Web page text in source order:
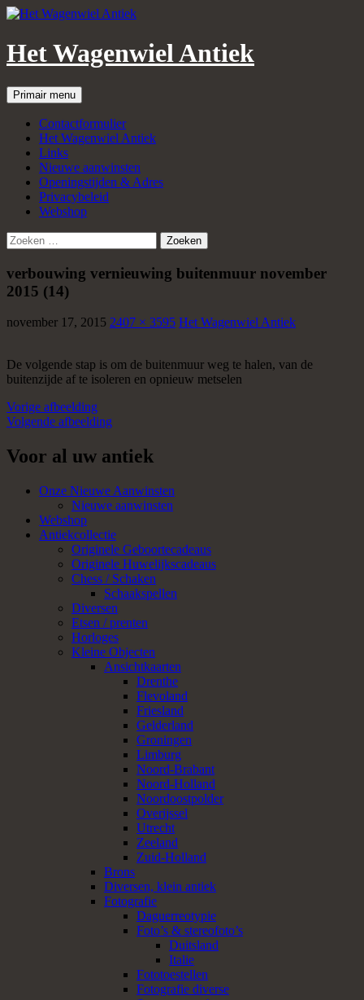
Het Wagenwiel Antiek
Zoeken
Primair menu
naar
inhoud
Contactformulier
Het Wagenwiel Antiek
Links
Nieuwe aanwinsten
Openingstijden & Adres
Privacybeleid
Webshop
Zoeken
naar:
verbouwing vernieuwing buitenmuur november
2015 (14)
november 17, 2015 2407 × 3595 Het Wagenwiel Antiek
De volgende stap is om de buitenmuur weg te halen, van de
buitenzijde af te isoleren en opnieuw metselen
Vorige afbeelding
Volgende afbeelding
Voor al uw antiek
Onze Nieuwe Aanwinsten
Nieuwe aanwinsten
Webshop
Antiekcollectie
Originele Geboortecadeaus
Originele Huwelijkscadeaus
Chess / Schaken
Schaakspellen
Diversen
Etsen / prenten
Horloges
Kleine Objecten
Ansichtkaarten
Drenthe
Flevoland
Friesland
Gelderland
Groningen
Limburg
Noord-Brabant
Noord-Holland
Noordoostpolder
Overijssel
Utrecht
Zeeland
Zuid-Holland
Brons
Diversen, klein antiek
Fotografie
Daguerreotypie
Foto’s & stereofoto’s
Duitsland
Italie
Fototoestellen
Fotografie diverse